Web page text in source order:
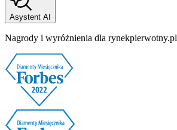
Asystent AI
Nagrody i wyróżnienia dla rynekpierwotny.pl